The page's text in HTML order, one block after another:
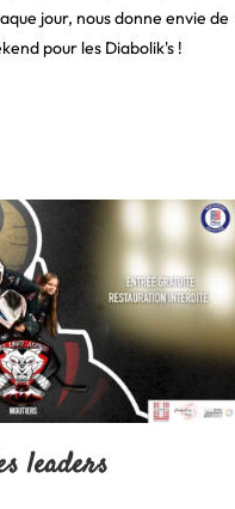
jour, nous donne envie de
pour les Diabolik's !
leaders